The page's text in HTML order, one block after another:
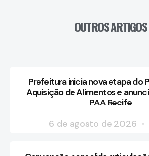
OUTROS ARTIGOS
Prefeitura inicia nova etapa do
Aquisição de Alimentos e
PAA Recife
6 de agosto de 2026